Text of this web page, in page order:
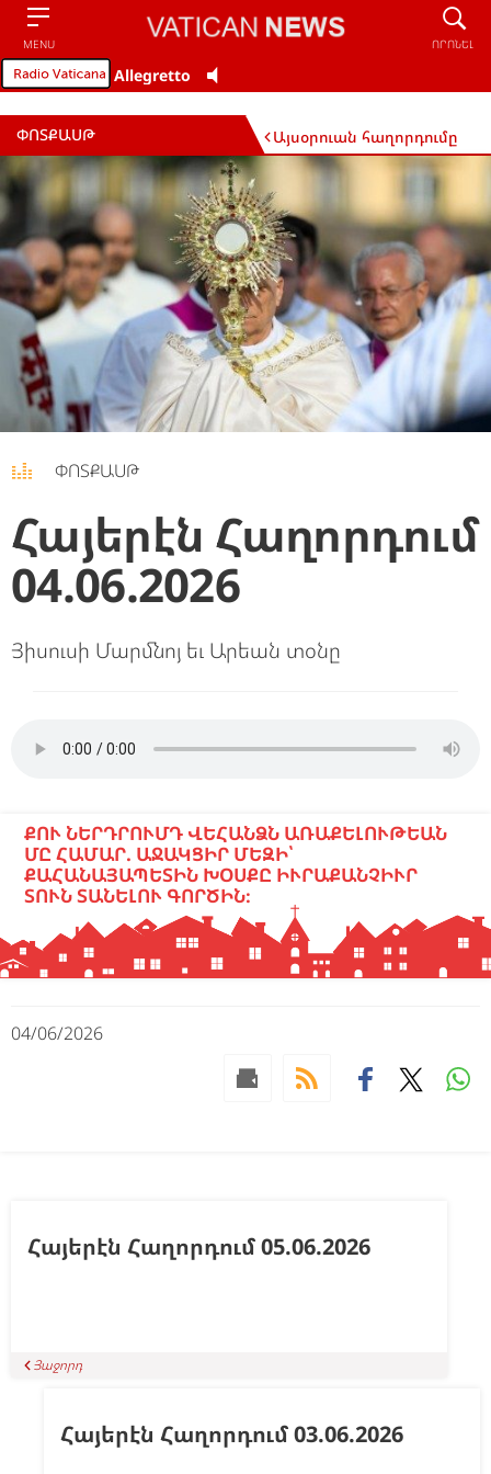
MENU ՈՐՈՆԵԼ
Allegretto
ՓՈՏՔԱՍԹ Այսօրուան հաղորդումը
ՓՈՏՔԱՍԹ
Հայերէն Հաղորդում
04.06.2026
Յիսուսի Մարմնոյ եւ Արեան տօնը
ՔՈՒ ՆԵՐԴՐՈՒՄԴ ՎԵՀԱՆՁՆ ԱՌԱՔԵԼՈՒԹԵԱՆ
ՄԸ ՀԱՄԱՐ. ԱՋԱԿՑԻՐ ՄԵԶԻ՝
ՔԱՀԱՆԱՅԱՊԵՏԻՆ ԽՕՍՔԸ ԻՒՐԱՔԱՆՉԻՒՐ
ՏՈՒՆ ՏԱՆԵԼՈՒ ԳՈՐԾԻՆ։
04/06/2026
Հայերէն Հաղորդում 05.06.2026
Յաջորդ
Հայերէն Հաղորդում 03.06.2026